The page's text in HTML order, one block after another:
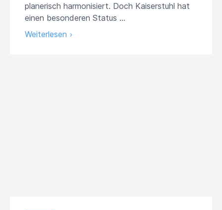
planerisch harmonisiert. Doch Kaiserstuhl hat
einen besonderen Status …
Weiterlesen ›